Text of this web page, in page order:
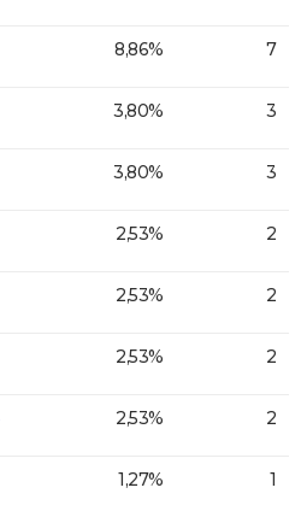
8,86% 7
3,80% 3
3,80% 3
2,53% 2
2,53% 2
2,53% 2
2,53% 2
1,27% 1